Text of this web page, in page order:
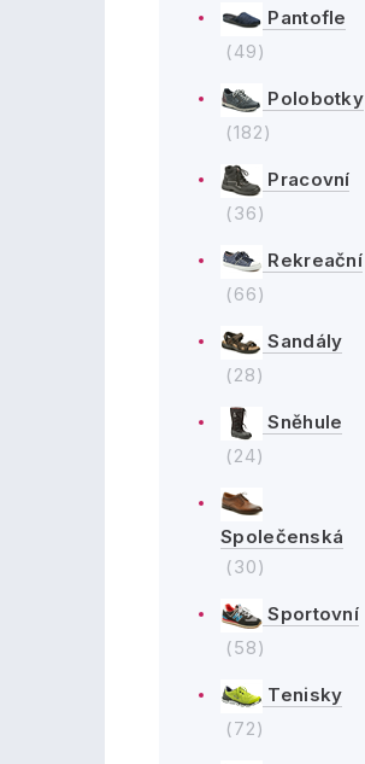
Pantofle
(49)
Polobotky
(182)
Pracovní
(36)
Rekreační
(66)
Sandály
(28)
Sněhule
(24)
Společenská
(30)
Sportovní
(58)
Tenisky
(72)